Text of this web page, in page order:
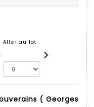
Aller au lot
( Georges